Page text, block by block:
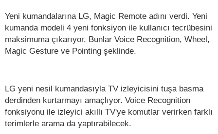
Yeni kumandalarına LG, Magic Remote adını verdi. Yeni
kumanda modeli 4 yeni fonksiyon ile kullanıcı tecrübesini
maksimuma çıkarıyor. Bunlar Voice Recognition, Wheel,
Magic Gesture ve Pointing şeklinde.
LG yeni nesil kumandasıyla TV izleyicisini tuşa basma
derdinden kurtarmayı amaçlıyor. Voice Recognition
fonksiyonu ile izleyici akıllı TV'ye komutlar verirken farklı
terimlerle arama da yaptırabilecek.